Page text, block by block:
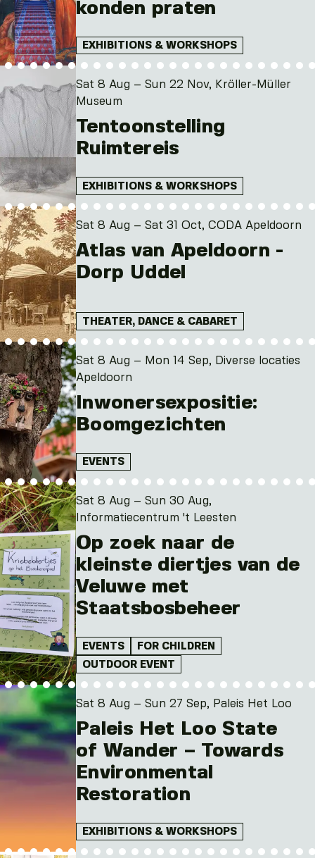
konden praten
EXHIBITIONS & WORKSHOPS
Sat 8 Aug – Sun 22 Nov, Kröller-Müller
Museum
Tentoonstelling
Ruimtereis
EXHIBITIONS & WORKSHOPS
Sat 8 Aug – Sat 31 Oct, CODA Apeldoorn
Atlas van Apeldoorn -
Dorp Uddel
THEATER, DANCE & CABARET
Sat 8 Aug – Mon 14 Sep, Diverse locaties
Apeldoorn
Inwonersexpositie:
Boomgezichten
EVENTS
Sat 8 Aug – Sun 30 Aug,
Informatiecentrum 't Leesten
Op zoek naar de
kleinste diertjes van de
Veluwe met
Staatsbosbeheer
EVENTS
FOR CHILDREN
OUTDOOR EVENT
Sat 8 Aug – Sun 27 Sep, Paleis Het Loo
Paleis Het Loo State
of Wander – Towards
Environmental
Restoration
EXHIBITIONS & WORKSHOPS